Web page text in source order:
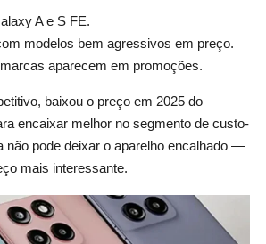
A e S FE.
modelos bem agressivos em preço.
aparecem em promoções.
baixou o preço em 2025 do
encaixar melhor no segmento de custo-
não pode deixar o aparelho encalhado —
mais interessante.